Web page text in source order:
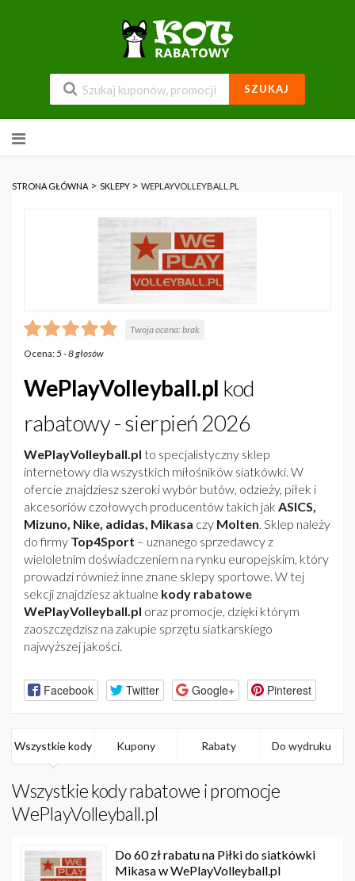
SZUKAJ
do
STRONA GŁÓWNA > SKLEPY > WEPLAYVOLLEYBALL.PL
Twoja ocena:brak
Ocena:5-8głosów
WePlayVolleyball.pl kod
rabatowy - sierpień 2026
WePlayVolleyball.pl to specjalistyczny sklep
internetowy dla wszystkich miłośników siatkówki. W
ofercie znajdziesz szeroki wybór butów, odzieży, piłek i
akcesoriów czołowych producentów takich jak ASICS,
Mizuno, Nike, adidas, Mikasa czy Molten. Sklep należy
do firmy Top4Sport – uznanego sprzedawcy z
wieloletnim doświadczeniem na rynku europejskim, który
prowadzi również inne znane sklepy sportowe. W tej
sekcji znajdziesz aktualne kody rabatowe
WePlayVolleyball.pl oraz promocje, dzięki którym
zaoszczędzisz na zakupie sprzętu siatkarskiego
najwyższej jakości.
Facebook Twitter Google+ Pinterest
Wszystkie kody Kupony Rabaty Do wydruku
Wszystkie kody rabatowe i promocje
WePlayVolleyball.pl
Do 60 zł rabatu na Piłki do siatkówki
Mikasa w WePlayVolleyball.pl